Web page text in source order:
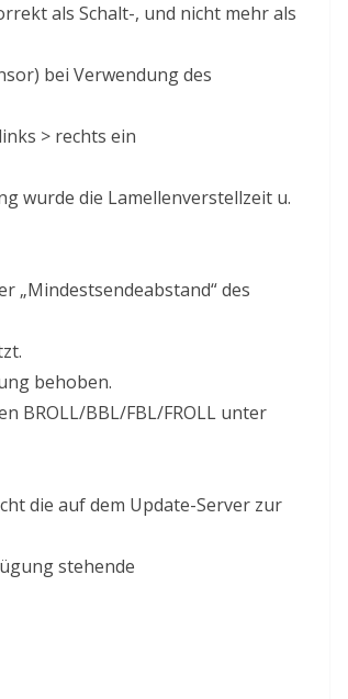
als Schalt-, und nicht mehr als
bei Verwendung des
> rechts ein
wurde die Lamellenverstellzeit u.
„Mindestsendeabstand“ des
behoben.
BROLL/BBL/FBL/FROLL unter
die auf dem Update-Server zur
stehende